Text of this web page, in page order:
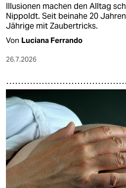
Illusionen machen den Alltag
Nippoldt. Seit beinahe 20
Jährige mit Zaubertricks.
Von Luciana Ferrando
26.7.2026